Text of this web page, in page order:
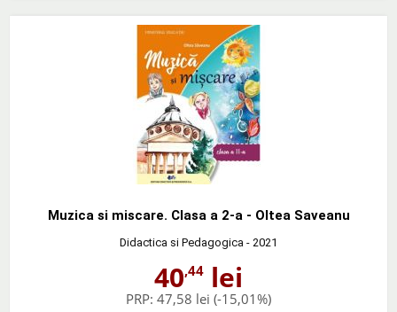
Muzica si miscare. Clasa a 2-a - Oltea Saveanu
Didactica si Pedagogica - 2021
40,44 lei
PRP: 47,58 lei (-15,01%)